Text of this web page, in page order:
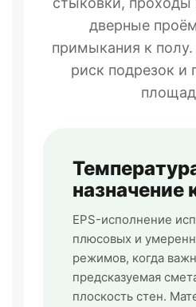
дверные
примыкания к
риск подрезок и
назначение
EPS-исполнение
плюсовых и
режимов, когда
предсказуемая
плоскость стен.